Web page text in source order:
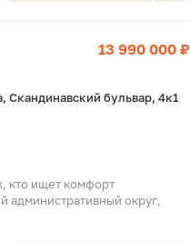
13 990 000 ₽
бульвар, 4к1
кто ищет комфорт
административный округ,